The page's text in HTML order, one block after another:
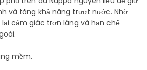
và tăng khả năng trượt nước. Nhờ
cảm giác trơn láng và hạn chế
mềm.